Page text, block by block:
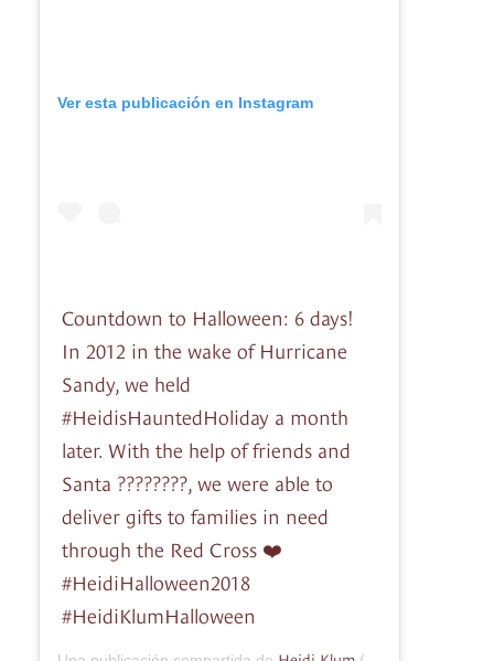
Ver esta publicación en Instagram
Countdown to Halloween: 6 days!
In 2012 in the wake of Hurricane
Sandy, we held
#HeidisHauntedHoliday a month
later. With the help of friends and
Santa ????????, we were able to
deliver gifts to families in need
through the Red Cross ❤️
#HeidiHalloween2018
#HeidiKlumHalloween